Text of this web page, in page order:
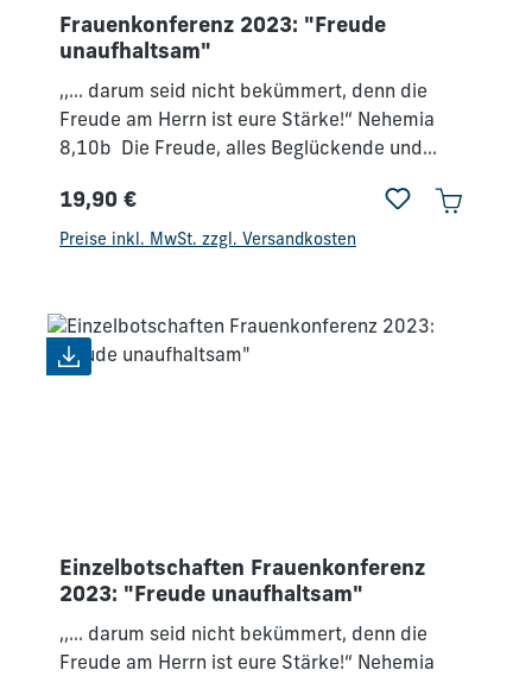
Frauenkonferenz 2023: "Freude
unaufhaltsam"
,,… darum seid nicht bekümmert, denn die
Freude am Herrn ist eure Stärke!“ Nehemia
8,10b Die Freude, alles Beglückende und
ist. Nicht zu bremsen – die Stärke, die durch
die Freude freigesetzt wird. Sich allezeit am
stellt er wieder her. Verletzten Herzen – bringt
er Heilung. Er tröstet, er liebt vollkommen.
„Freut euch im Herrn allezeit; abermals sage
Regulärer Preis:
19,90 €
Preise inkl. MwSt. zzgl. Versandkosten
Einzelbotschaften Frauenkonferenz
2023: "Freude unaufhaltsam"
,,… darum seid nicht bekümmert, denn die
Freude am Herrn ist eure Stärke!“ Nehemia